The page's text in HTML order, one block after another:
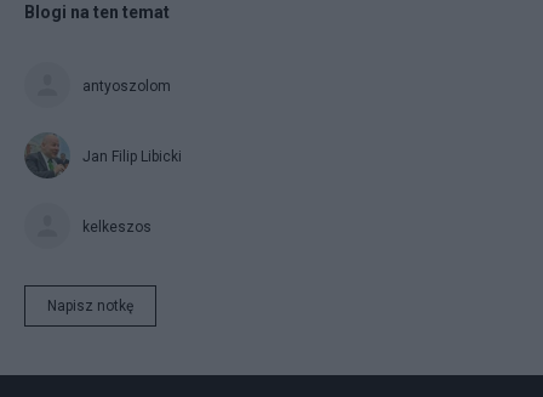
Blogi na ten temat
antyoszolom
Jan Filip Libicki
kelkeszos
Napisz notkę